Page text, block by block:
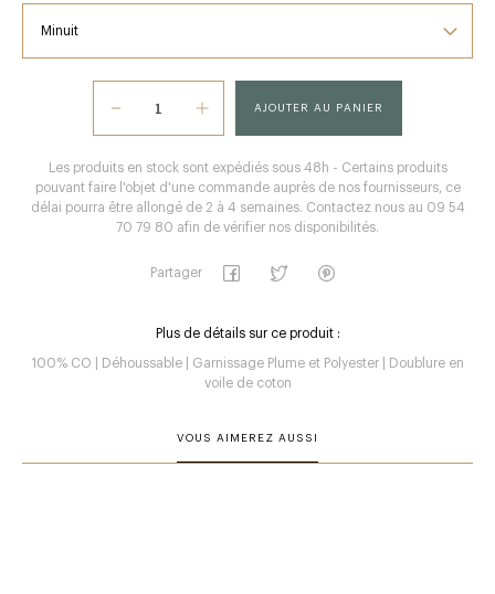
AJOUTER AU PANIER
Les produits en stock sont expédiés sous 48h - Certains produits
pouvant faire l'objet d'une commande auprès de nos fournisseurs, ce
délai pourra être allongé de 2 à 4 semaines. Contactez nous au 09 54
70 79 80 afin de vérifier nos disponibilités.
Partager
Plus de détails sur ce produit :
100% CO | Déhoussable | Garnissage Plume et Polyester | Doublure en
voile de coton
VOUS AIMEREZ AUSSI